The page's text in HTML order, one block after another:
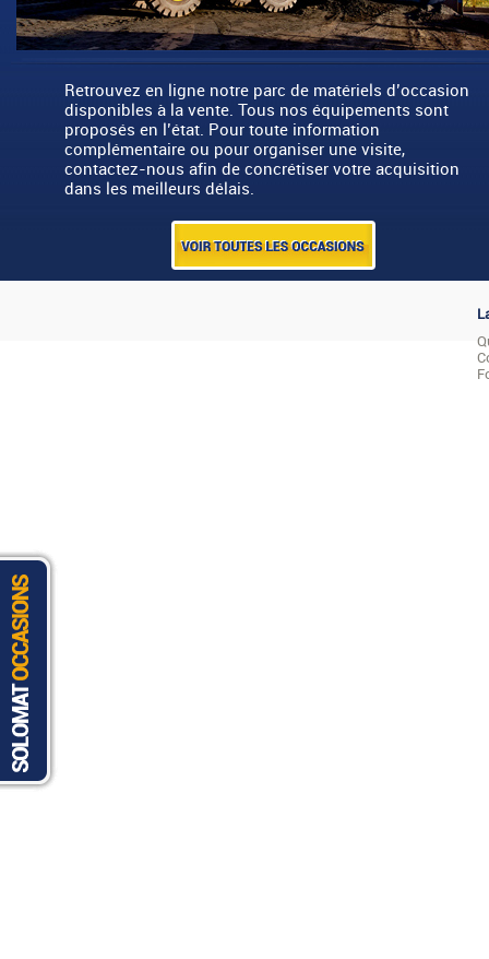
Retrouvez en ligne notre parc de matériels d’occasion
disponibles à la vente. Tous nos équipements sont
proposés en l’état. Pour toute information
complémentaire ou pour organiser une visite,
contactez-nous afin de concrétiser votre acquisition
dans les meilleurs délais.